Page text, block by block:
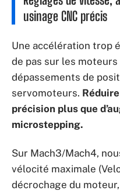
usinage CNC précis
Une accélération trop
de pas sur les moteurs
dépassements de
servomoteurs.
précision plus que
microstepping.
Sur Mach3/Mach4,
vélocité maximale
décrochage du